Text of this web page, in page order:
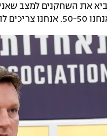
את השחקנים למצב
כדי לנצח".